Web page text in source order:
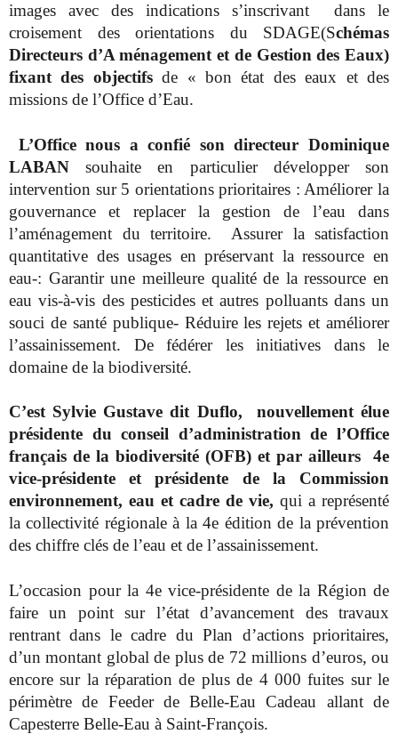
images avec des indications s’inscrivant dans le
croisement des orientations du SDAGE(Schémas
Directeurs d’A ménagement et de Gestion des Eaux)
fixant des objectifsde « bon état des eaux et des
missions de l’Office d’Eau.
L’Office nous a confié son directeur Dominique
LABANsouhaite en particulier développer son
intervention sur 5 orientations prioritaires : Améliorer la
gouvernance et replacer la gestion de l’eau dans
l’aménagement du territoire. Assurer la satisfaction
quantitative des usages en préservant la ressource en
eau-: Garantir une meilleure qualité de la ressource en
eau vis-à-vis des pesticides et autres polluants dans un
souci de santé publique- Réduire les rejets et améliorer
l’assainissement. De fédérer les initiatives dans le
domaine de la biodiversité.
C’est Sylvie Gustave dit Duflo, nouvellement élue
présidente du conseil d’administration de l’Office
français de la biodiversité (OFB) et par ailleurs
4e
vice-présidente et présidente
de la Commission
environnement, eau et cadre de vie, qui a représenté
la collectivité régionale à la 4e édition de la prévention
des chiffre clés de l’eau et de l’assainissement.
L’occasion pour la 4e vice-présidente de la Région de
faire un point sur l’état d’avancement des travaux
rentrant dans le cadre du Plan d’actions prioritaires,
d’un montant global de plus de 72 millions d’euros, ou
encore sur la réparation de plus de 4 000 fuites sur le
périmètre de Feeder de Belle-Eau Cadeau allant de
Capesterre Belle-Eau à Saint-François.